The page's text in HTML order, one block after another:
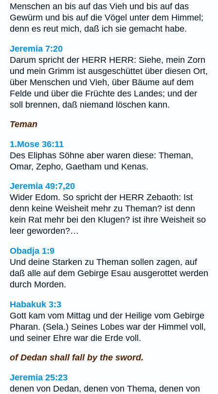
Menschen an bis auf das Vieh und bis auf das
Gewürm und bis auf die Vögel unter dem Himmel;
denn es reut mich, daß ich sie gemacht habe.
Jeremia 7:20
Darum spricht der HERR HERR: Siehe, mein Zorn
und mein Grimm ist ausgeschüttet über diesen Ort,
über Menschen und Vieh, über Bäume auf dem
Felde und über die Früchte des Landes; und der
soll brennen, daß niemand löschen kann.
Teman
1.Mose 36:11
Des Eliphas Söhne aber waren diese: Theman,
Omar, Zepho, Gaetham und Kenas.
Jeremia 49:7,20
Wider Edom. So spricht der HERR Zebaoth: Ist
denn keine Weisheit mehr zu Theman? ist denn
kein Rat mehr bei den Klugen? ist ihre Weisheit so
leer geworden?…
Obadja 1:9
Und deine Starken zu Theman sollen zagen, auf
daß alle auf dem Gebirge Esau ausgerottet werden
durch Morden.
Habakuk 3:3
Gott kam vom Mittag und der Heilige vom Gebirge
Pharan. (Sela.) Seines Lobes war der Himmel voll,
und seiner Ehre war die Erde voll.
of Dedan shall fall by the sword.
Jeremia 25:23
denen von Dedan, denen von Thema, denen von